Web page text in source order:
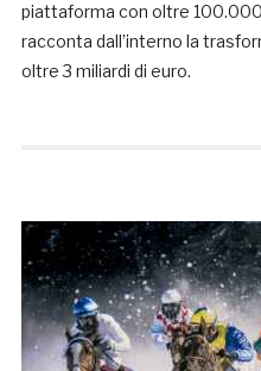
piattaforma con oltre
racconta dall’interno la
oltre 3 miliardi di euro.